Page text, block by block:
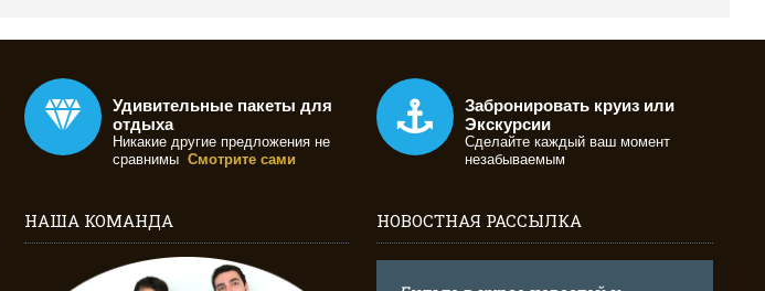
Удивительные пакеты для
отдыха
Никакие другие предложения не
сравнимы Смотрите сами
Забронировать круиз или
Экскурсии
Сделайте каждый ваш момент
незабываемым
НАША КОМАНДА НОВОСТНАЯ РАССЫЛКА